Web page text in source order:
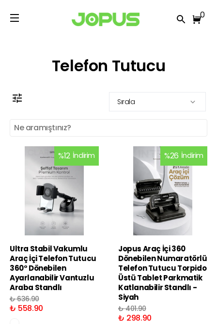
0
Telefon Tutucu
Sırala
%12 İndirim
Ultra Stabil Vakumlu
Araç İçi Telefon Tutucu
360° Dönebilen
Ayarlanabilir Vantuzlu
Araba Standlı
₺ 636.90
₺ 558.90
%26 İndirim
Jopus Araç İçi 360
Dönebilen Numaratörlü
Telefon Tutucu Torpido
Üstü Tablet Parkmatik
Katlanabilir Standlı -
Siyah
₺ 401.90
₺ 298.90